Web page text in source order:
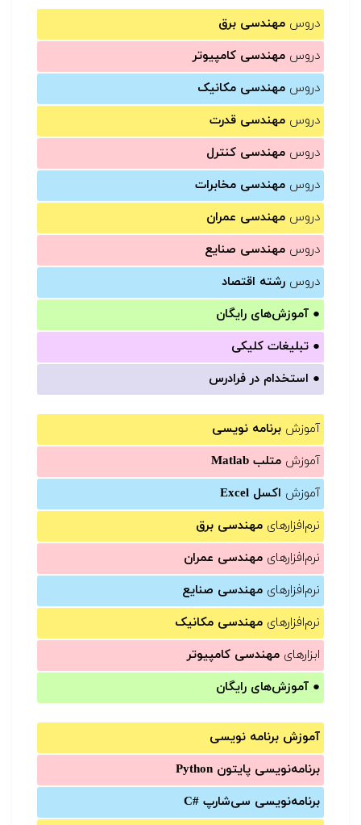
دروس مهندسی برق
دروس مهندسی کامپیوتر
دروس مهندسی مکانیک
دروس مهندسی قدرت
دروس مهندسی کنترل
دروس مهندسی مخابرات
دروس مهندسی عمران
دروس مهندسی صنایع
دروس رشته اقتصاد
● آموزش‌های رایگان
● تبلیغات کلیکی
● استخدام در فرادرس
آموزش برنامه نویسی
آموزش متلب Matlab
آموزش اکسل Excel
نرم‌افزارهای مهندسی برق
نرم‌افزارهای مهندسی عمران
نرم‌افزارهای مهندسی صنایع
نرم‌افزارهای مهندسی مکانیک
ابزارهای مهندسی کامپیوتر
● آموزش‌های رایگان
آموزش برنامه نویسی
برنامه‌نویسی پایتون Python
برنامه‌‌نویسی سی‌شارپ C#‎